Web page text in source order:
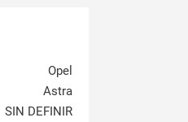
Opel
Astra
SIN DEFINIR